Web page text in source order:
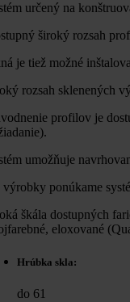
určený na
široký rozsah
je tiež možné
rozsah sklenených
profilov je
umožňuje
výrobky ponúkame
škála dostupných
eloxované
Hrúbka skla:
do 61